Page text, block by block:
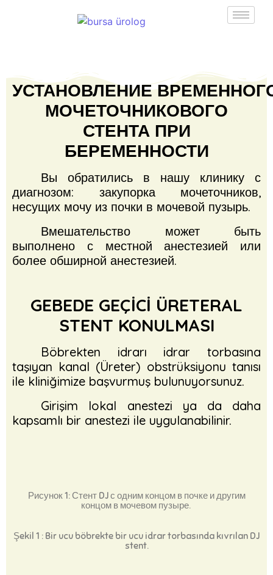
УСТАНОВЛЕНИЕ
МОЧЕТОЧНИКОВОГО
СТЕНТА ПРИ
БЕРЕМЕННОСТИ
Вы обратились в нашу клинику с
диагнозом: закупорка мочеточников,
несущих мочу из почки в мочевой пузырь.
Вмешательство может быть
выполнено с местной анестезией или
более обширной анестезией.
GEBEDE GEÇİCİ ÜRETERAL
STENT KONULMASI
Böbrekten idrarı idrar torbasına
taşıyan kanal (Üreter) obstrüksiyonu tanısı
ile kliniğimize başvurmuş bulunuyorsunuz.
Girişim lokal anestezi ya da daha
kapsamlı bir anestezi ile uygulanabilinir.
Рисунок 1: Стент DJ с одним концом в почке и другим
концом в мочевом пузыре.
Şekil 1 : Bir ucu böbrekte bir ucu idrar torbasında kıvrılan DJ
stent.